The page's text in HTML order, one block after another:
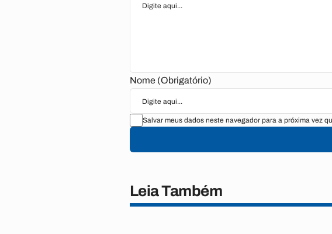
Nome (Obrigatório)
Salvar meus dados neste navegador para a próxima vez
Leia Também